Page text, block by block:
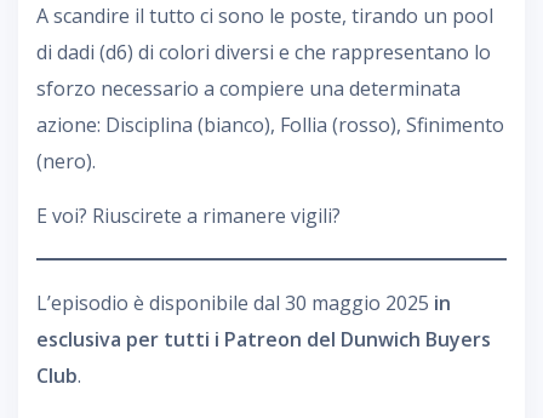
A scandire il tutto ci sono le poste, tirando un pool
di dadi (d6) di colori diversi e che rappresentano lo
sforzo necessario a compiere una determinata
azione: Disciplina (bianco), Follia (rosso), Sfinimento
(nero).
E voi? Riuscirete a rimanere vigili?
L’episodio è disponibile dal 30 maggio 2025 in
esclusiva per tutti i Patreon del Dunwich Buyers
Club.